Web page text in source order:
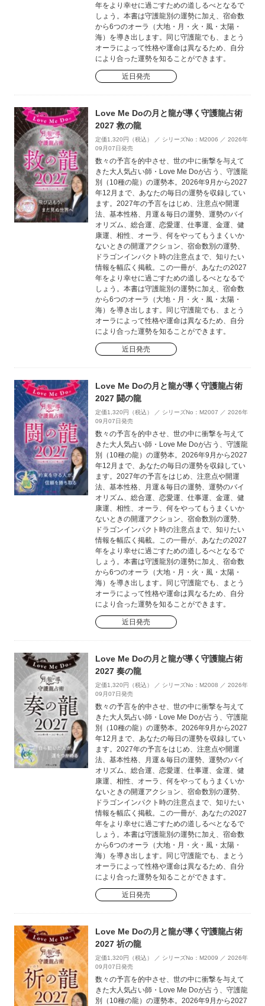
年をより幸せに過ごすための道しるべとなるで
しょう。本書は守護龍別の運勢に加え、宿命数
から6つのオーラ（大地・月・火・風・太陽・
海）を導き出します。同じ守護龍でも、まとう
オーラによって性格や運命は異なるため、自分
により合った運勢を知ることができます。
近日発売
Love Me Doの月と龍が導く守護龍占術
2027 救の龍
定価1,320円（税込） ／ シリーズNo：M2006 ／ 2026年
09月07日発売
数々の予言を的中させ、世の中に衝撃を与えて
きた大人気占い師・Love Me Doが占う、守護龍
別（10種の龍）の運勢本。2026年9月から2027
年12月まで、あなたの毎日の運勢を収録してい
ます。2027年の予言をはじめ、注意点や開運
法、基本性格、月運＆毎日の運勢、運勢のバイ
オリズム、総合運、恋愛運、仕事運、金運、健
康運、相性、オーラ、何をやってもうまくいか
ないときの開運アクション、宿命数別の運勢、
ドラゴンインパクト時の注意点まで、知りたい
情報を幅広く掲載。この一冊が、あなたの2027
年をより幸せに過ごすための道しるべとなるで
しょう。本書は守護龍別の運勢に加え、宿命数
から6つのオーラ（大地・月・火・風・太陽・
海）を導き出します。同じ守護龍でも、まとう
オーラによって性格や運命は異なるため、自分
により合った運勢を知ることができます。
近日発売
Love Me Doの月と龍が導く守護龍占術
2027 闘の龍
定価1,320円（税込） ／ シリーズNo：M2007 ／ 2026年
09月07日発売
数々の予言を的中させ、世の中に衝撃を与えて
きた大人気占い師・Love Me Doが占う、守護龍
別（10種の龍）の運勢本。2026年9月から2027
年12月まで、あなたの毎日の運勢を収録してい
ます。2027年の予言をはじめ、注意点や開運
法、基本性格、月運＆毎日の運勢、運勢のバイ
オリズム、総合運、恋愛運、仕事運、金運、健
康運、相性、オーラ、何をやってもうまくいか
ないときの開運アクション、宿命数別の運勢、
ドラゴンインパクト時の注意点まで、知りたい
情報を幅広く掲載。この一冊が、あなたの2027
年をより幸せに過ごすための道しるべとなるで
しょう。本書は守護龍別の運勢に加え、宿命数
から6つのオーラ（大地・月・火・風・太陽・
海）を導き出します。同じ守護龍でも、まとう
オーラによって性格や運命は異なるため、自分
により合った運勢を知ることができます。
近日発売
Love Me Doの月と龍が導く守護龍占術
2027 奏の龍
定価1,320円（税込） ／ シリーズNo：M2008 ／ 2026年
09月07日発売
数々の予言を的中させ、世の中に衝撃を与えて
きた大人気占い師・Love Me Doが占う、守護龍
別（10種の龍）の運勢本。2026年9月から2027
年12月まで、あなたの毎日の運勢を収録してい
ます。2027年の予言をはじめ、注意点や開運
法、基本性格、月運＆毎日の運勢、運勢のバイ
オリズム、総合運、恋愛運、仕事運、金運、健
康運、相性、オーラ、何をやってもうまくいか
ないときの開運アクション、宿命数別の運勢、
ドラゴンインパクト時の注意点まで、知りたい
情報を幅広く掲載。この一冊が、あなたの2027
年をより幸せに過ごすための道しるべとなるで
しょう。本書は守護龍別の運勢に加え、宿命数
から6つのオーラ（大地・月・火・風・太陽・
海）を導き出します。同じ守護龍でも、まとう
オーラによって性格や運命は異なるため、自分
により合った運勢を知ることができます。
近日発売
Love Me Doの月と龍が導く守護龍占術
2027 祈の龍
定価1,320円（税込） ／ シリーズNo：M2009 ／ 2026年
09月07日発売
数々の予言を的中させ、世の中に衝撃を与えて
きた大人気占い師・Love Me Doが占う、守護龍
別（10種の龍）の運勢本。2026年9月から2027